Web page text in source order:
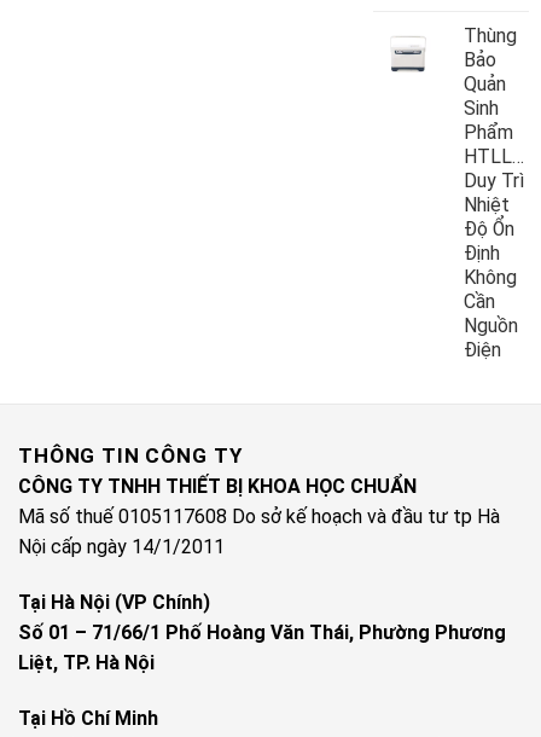
Thùng
Bảo
Quản
Sinh
Phẩm
Duy Trì
Nhiệt
Độ Ổn
Định
Không
Cần
Nguồn
Điện
THÔNG TIN CÔNG TY
CÔNG TY TNHH THIẾT BỊ KHOA HỌC CHUẨN
Mã số thuế 0105117608 Do sở kế hoạch và đầu tư tp Hà
Nội cấp ngày 14/1/2011
Tại Hà Nội (VP Chính)
Số 01 – 71/66/1 Phố Hoàng Văn Thái, Phường Phương
Liệt, TP. Hà Nội
Tại Hồ Chí Minh